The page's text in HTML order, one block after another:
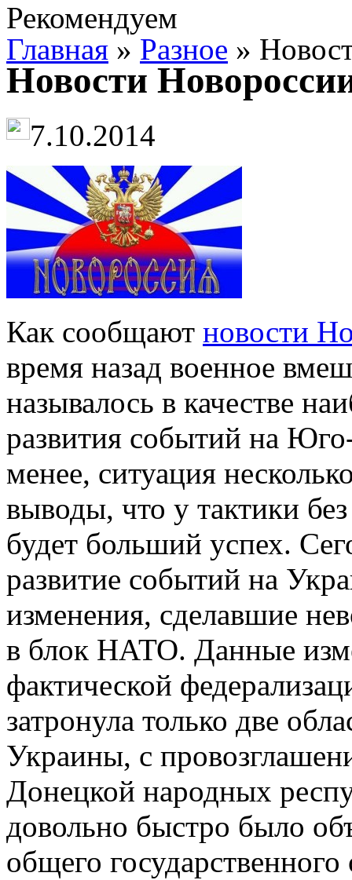
Рекомендуем
Главная » Разное »
Новости
7.10.2014
Как сообщают новости
время назад военное
называлось в качестве
развития событий на
менее, ситуация
выводы, что у тактики
будет больший успех.
развитие событий на
изменения, сделавшие
в блок НАТО. Данные
фактической
затронула только две
Украины, с
Донецкой народных
довольно быстро было
общего